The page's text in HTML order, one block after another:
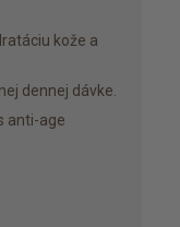
kože a
dennej dávke.
anti-age